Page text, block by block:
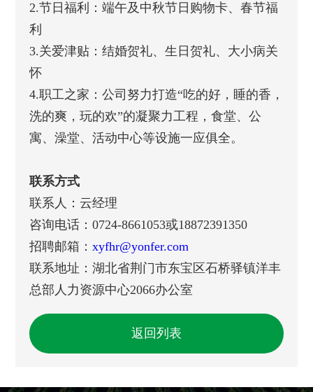
2.节日福利：端午及中秋节日购物卡、春节福
利
3.关爱津贴：结婚贺礼、生日贺礼、大小病关
怀
4.职工之家：公司努力打造“吃的好，睡的香，
洗的爽，玩的欢”的凝聚力工程，食堂、公
寓、澡堂、活动中心等设施一应俱全。
联系方式
联系人：云经理
咨询电话：0724-8661053或18872391350
招聘邮箱： xyfhr@yonfer.com
联系地址：湖北省荆门市东宝区石桥驿镇洋丰
总部人力资源中心2066办公室
返回列表